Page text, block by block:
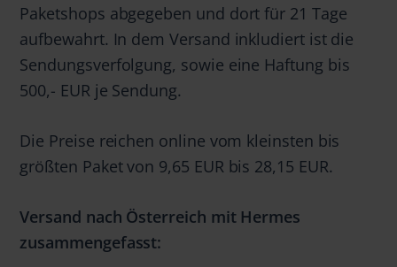
Paketshops abgegeben und dort für 21 Tage
aufbewahrt. In dem Versand inkludiert ist die
Sendungsverfolgung, sowie eine Haftung bis
500,- EUR je Sendung.
Die Preise reichen online vom kleinsten bis
größten Paket von 9,65 EUR bis 28,15 EUR.
Versand nach Österreich mit Hermes
zusammengefasst: